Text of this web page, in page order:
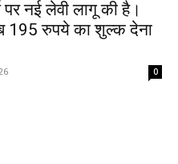
पर नई लेवी लागू की है।
195 रुपये का शुल्क देना
0